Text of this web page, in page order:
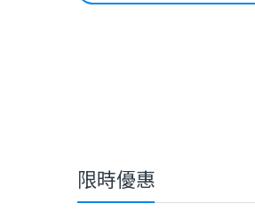
限時優惠